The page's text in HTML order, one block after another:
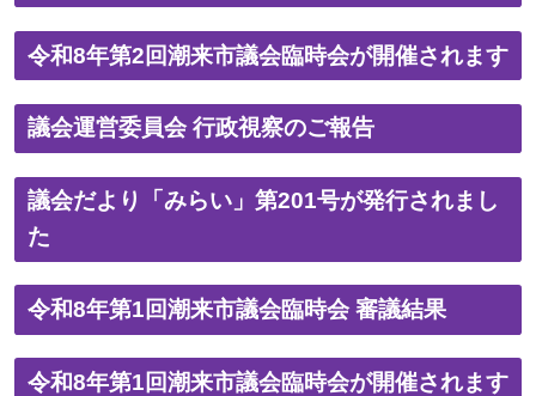
令和8年第2回潮来市議会臨時会が開催されます
議会運営委員会 行政視察のご報告
議会だより「みらい」第201号が発行されまし
た
令和8年第1回潮来市議会臨時会 審議結果
令和8年第1回潮来市議会臨時会が開催されます